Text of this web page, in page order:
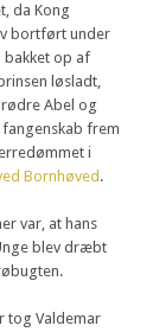
da Kong
bortført under
bakket op af
løsladt,
Abel og
frem
i
Bornhøved .
var, at hans
blev dræbt
tog Valdemar